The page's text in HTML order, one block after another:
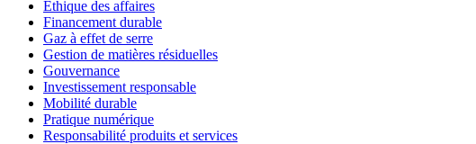
Éthique des affaires
Financement durable
Gaz à effet de serre
Gestion de matières résiduelles
Gouvernance
Investissement responsable
Mobilité durable
Pratique numérique
Responsabilité produits et services